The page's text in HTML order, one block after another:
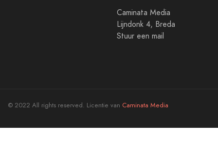
Caminata Media
Lijndonk 4, Breda
Stuur een mail
© 2022 All rights reserved. Licentie van Caminata Media